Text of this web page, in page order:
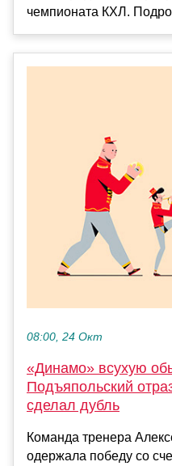
чемпионата КХЛ.
08:00, 24 Окт
«Динамо» всухую
Подъяпольский
сделал дубль
Команда тренера
одержала победу со